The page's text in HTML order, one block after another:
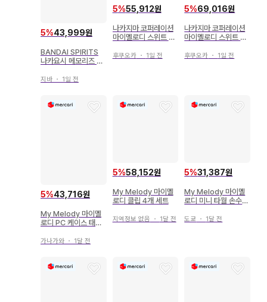
5%43,999원
BANDAI SPIRITS
나카요시 메모리즈 vo
미 쿠로미
지바 ・ 1일 전
5%55,912원
나카지마 코퍼레이션
마이멜로디 스위트 케
홀더 스트로베리 쇼트
후쿠오카・ 1일 전
5%69,016원
나카지마 코퍼레이션
마이멜로디 스위트 케
S 스트로베리 쇼트 케
후쿠오카 ・ 1일 전
5%43,716원
My Melody 마이멜
로디 PC 케이스 태블
가나가와 ・ 1달 전
5%58,152원
My Melody 마이멜
로디 클립 4개 세트
지역정보 없음 ・ 1달 전
5%31,387원
My Melody 마이멜
로디 미니 타월 손수건
도쿄 ・ 1달 전